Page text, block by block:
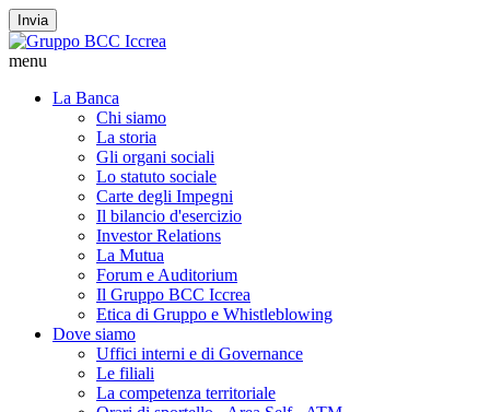
Invia
menu
La Banca
Chi siamo
La storia
Gli organi sociali
Lo statuto sociale
Carte degli Impegni
Il bilancio d'esercizio
Investor Relations
La Mutua
Forum e Auditorium
Il Gruppo BCC Iccrea
Etica di Gruppo e Whistleblowing
Dove siamo
Uffici interni e di Governance
Le filiali
La competenza territoriale